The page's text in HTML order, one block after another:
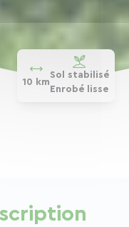
10 km
Sol stabilisé
Enrobé lisse